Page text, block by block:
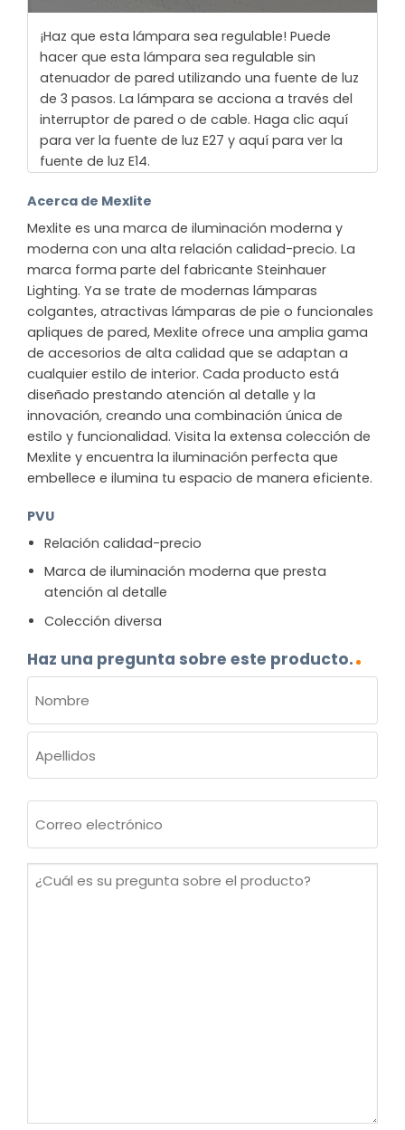
¡Haz que esta lámpara sea regulable! Puede
hacer que esta lámpara sea regulable sin
atenuador de pared utilizando una fuente de luz
de 3 pasos. La lámpara se acciona a través del
interruptor de pared o de cable. Haga clic aquí
para ver la fuente de luz E27 y aquí para ver la
fuente de luz E14.
Acerca de Mexlite
Mexlite es una marca de iluminación moderna y
moderna con una alta relación calidad-precio. La
marca forma parte del fabricante Steinhauer
Lighting. Ya se trate de modernas lámparas
colgantes, atractivas lámparas de pie o funcionales
apliques de pared, Mexlite ofrece una amplia gama
de accesorios de alta calidad que se adaptan a
cualquier estilo de interior. Cada producto está
diseñado prestando atención al detalle y la
innovación, creando una combinación única de
estilo y funcionalidad. Visita la extensa colección de
Mexlite y encuentra la iluminación perfecta que
embellece e ilumina tu espacio de manera eficiente.
PVU
Relación calidad-precio
Marca de iluminación moderna que presta
atención al detalle
Colección diversa
Haz una pregunta sobre este producto.
(OBLIGATORIO)
Nombre
electrónico
¿Cuál